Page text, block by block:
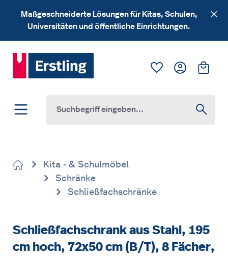
Zum Hauptinhalt springen
Maßgeschneiderte Lösungen für Kitas, Schulen,
Universitäten und öffentliche Einrichtungen.
Du hast 0
Kita - & Schulmöbel
Schränke
Schließfachschränke
Schließfachschrank aus Stahl, 195
cm hoch, 72x50 cm (B/T), 8 Fächer,